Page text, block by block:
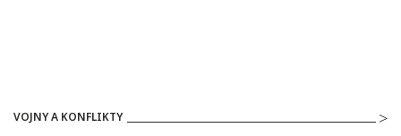
VOJNY A KONFLIKTY